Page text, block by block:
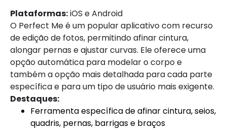
Plataformas:iOS e Android
O Perfect Me é um popular aplicativo com recurso
de edição de fotos, permitindo afinar cintura,
alongar pernas e ajustar curvas. Ele oferece uma
opção automática para modelar o corpo e
também a opção mais detalhada para cada parte
específica e para um tipo de usuário mais exigente.
Destaques:
Ferramenta específica de afinar cintura, seios,
quadris, pernas, barrigas e braços